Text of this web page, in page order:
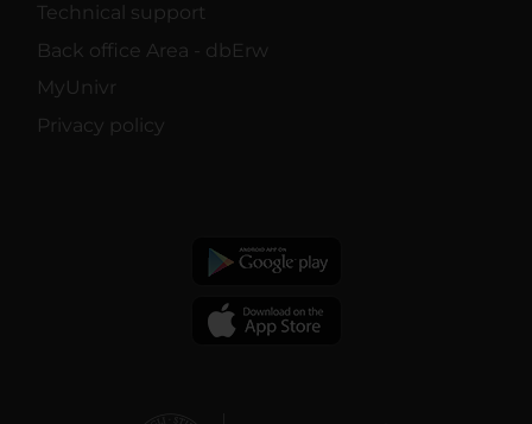
Technical support
Back office Area - dbErw
MyUnivr
Privacy policy